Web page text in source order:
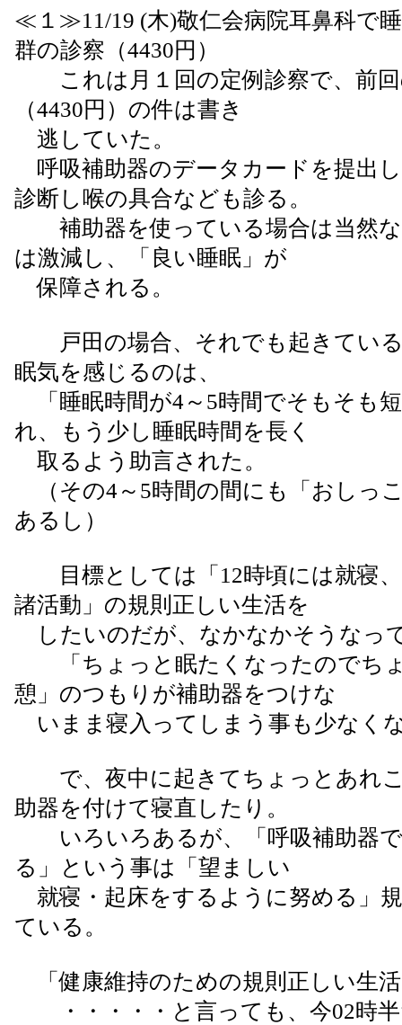
≪１≫11/19 (木)敬仁会病院耳鼻科で
群の診察（4430円）
これは月１回の定例診察で、前回
（4430円）の件は書き
逃していた。
呼吸補助器のデータカードを提出
診断し喉の具合なども診る。
補助器を使っている場合は当然な
は激減し、「良い睡眠」が
保障される。
戸田の場合、それでも起きている
眠気を感じるのは、
「睡眠時間が4～5時間でそもそも
れ、もう少し睡眠時間を長く
取るよう助言された。
（その4～5時間の間にも「おしっ
あるし）
目標としては「12時頃には就寝、
諸活動」の規則正しい生活を
したいのだが、なかなかそうなっ
「ちょっと眠たくなったのでち
憩」のつもりが補助器をつけな
いまま寝入ってしまう事も少なく
で、夜中に起きてちょっとあれ
助器を付けて寝直したり。
いろいろあるが、「呼吸補助器で
る」という事は「望ましい
就寝・起床をするように努める」
ている。
「健康維持のための規則正しい生
・・・・・と言っても、今02時半